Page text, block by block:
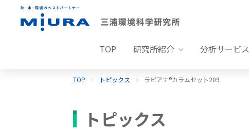
TOP 研究所紹介 分析サービス
TOP トピックス ラピアナ®カラムセット209
トピックス